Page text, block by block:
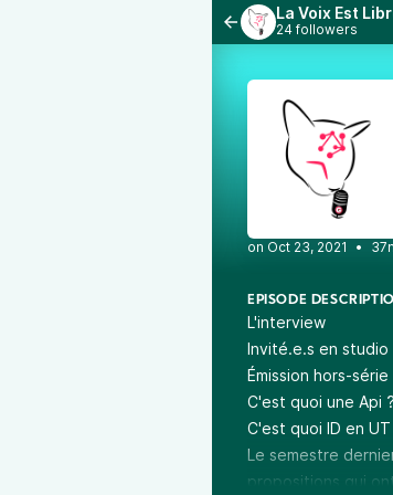
La Voix Est
24 followers
•
EPISODE
L'interview
Invité.e.s en studio
Émission hors-
C'est quoi une Api ?
C'est quoi ID en UT
Le semestre
propositions qui